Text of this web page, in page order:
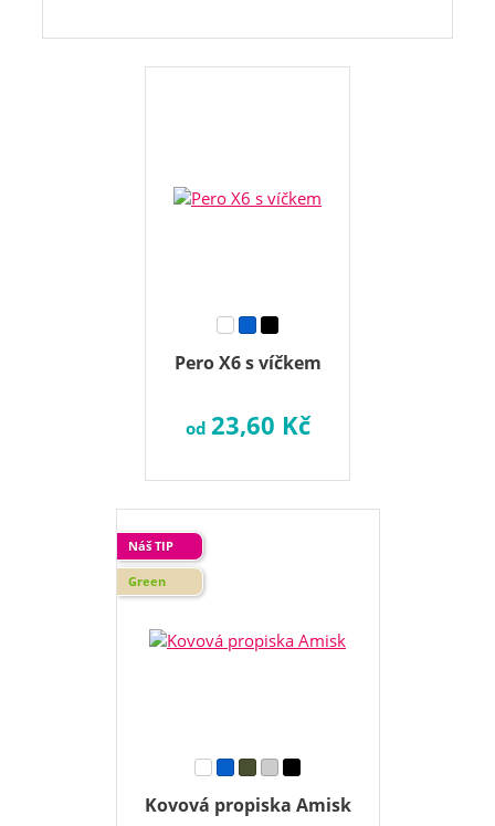
Pero X6 s víčkem
od 23,60 Kč
Kovová propiska Amisk
Náš TIP
Green